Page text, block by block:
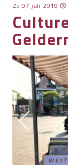
LID WORDEN
CONTACT
Zo 07 juli 2019